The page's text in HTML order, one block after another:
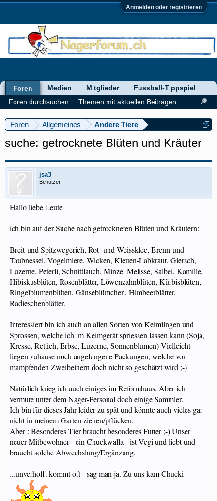
Anmelden oder registrieren
Foren Allgemeines Andere Tiere
suche: getrocknete Blüten und Kräuter
jsa3
Benutzer
Hallo liebe Leute
ich bin auf der Suche nach getrockneten Blüten und Kräutern:
Breit-und Spitzwegerich, Rot- und Weissklee, Brenn-und
Taubnessel, Vogelmiere, Wicken, Kletten-Labkraut, Giersch,
Luzerne, Peterli, Schnittlauch, Minze, Melisse, Salbei, Kamille,
Hibiskusblüten, Rosenblätter, Löwenzahnblüten, Kürbisblüten,
Ringelblumenblüten, Gänseblümchen, Himbeerblätter,
Radieschenblätter.
Interessiert bin ich auch an allen Sorten von Keimlingen und
Sprossen, welche ich im Keimgerät spriessen lassen kann (Soja,
Kresse, Rettich, Erbse, Luzerne, Sonnenblumen) Vielleicht
liegen zuhause noch angefangene Packungen, welche von
mampfenden Zweibeinern doch nicht so geschätzt wird ;-)
Natürlich krieg ich auch einiges im Reformhaus. Aber ich
vermute unter dem Nager-Personal doch einige Sammler.
Ich bin für dieses Jahr leider zu spät und könnte auch vieles gar
nicht in meinem Garten ziehen/pflücken.
Aber : Besonderes Tier braucht besonderes Futter ;-) Unser
neuer Mitbewohner - ein Chuckwalla - ist Vegi und liebt und
braucht solche Abwechslung/Ergänzung.
...unverhofft kommt oft - sag man ja. Zu uns kam Chucki
Foren
Foren durchsuchen
Themen mit aktuellen Beiträgen
Medien Mitglieder Fussball-Tippspiel